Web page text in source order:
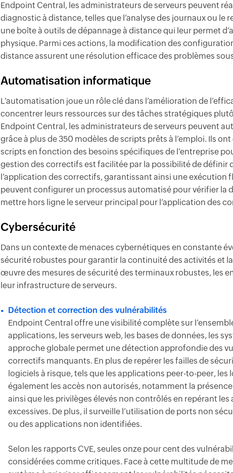
Endpoint Central, les administrateurs de serveurs peuvent
diagnostic à distance, telles que l’analyse des journaux ou le
une boîte à outils de dépannage à distance qui leur permet
physique. Parmi ces actions, la modification des
distance assurent une résolution efficace des problèmes
Automatisation informatique
L’automatisation joue un rôle clé dans l’amélioration de
concentrer leurs ressources sur des tâches stratégiques
Endpoint Central, les administrateurs de serveurs peuvent
grâce à plus de 350 modèles de scripts prêts à l’emploi. Ils
scripts en fonction des besoins spécifiques de l’entreprise
gestion des correctifs est facilitée par la possibilité de définir
l’application des correctifs, garantissant ainsi une exécution
peuvent configurer un processus automatisé pour vérifier la
mettre hors ligne le serveur principal pour l’application des
Cybersécurité
Dans un contexte de menaces cybernétiques en constante
sécurité robustes pour garantir la continuité des activités et
œuvre des mesures de sécurité des terminaux robustes, les
leur infrastructure de serveurs.
Détection et correction des vulnérabilités
Endpoint Central offre une visibilité complète sur
applications, les serveurs web, les bases de données, les
approche globale permet une détection approfondie des
correctifs manquants. En plus de repérer les failles de
logiciels à risque, tels que les applications peer-to-peer,
également les accès non autorisés, notamment la
ainsi que les privilèges élevés non contrôlés en repérant
excessives. De plus, il surveille l’utilisation de ports non
ou des applications non identifiées.
Selon les rapports CVE, seules onze pour cent des
considérées comme critiques. Face à cette multitude de